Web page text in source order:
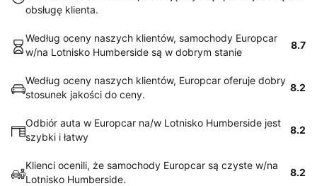
obsługę klienta.
Według oceny naszych klientów, samochody Europcar
w/na Lotnisko Humberside są w dobrym stanie
8.7
Według oceny naszych klientów, Europcar oferuje dobry
stosunek jakości do ceny.
8.2
Odbiór auta w Europcar na/w Lotnisko Humberside jest
szybki i łatwy
8.2
Klienci ocenili, że samochody Europcar są czyste w/na
Lotnisko Humberside.
8.2